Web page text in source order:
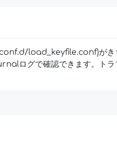
load_keyfile.conf)がきち
ログで確認できます。トラ